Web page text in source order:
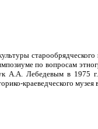
по вопросам
Лебедевым в 1975
краеведческого